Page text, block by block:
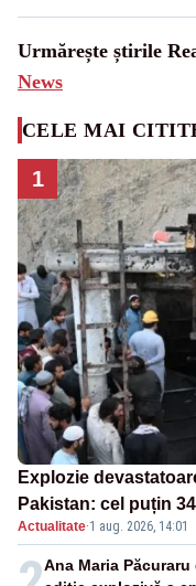
Urmărește știrile
News
CELE MAI
1
Explozie
Pakistan: cel puțin
Actualitate·1 aug. 2026, 14:01
Ana Maria